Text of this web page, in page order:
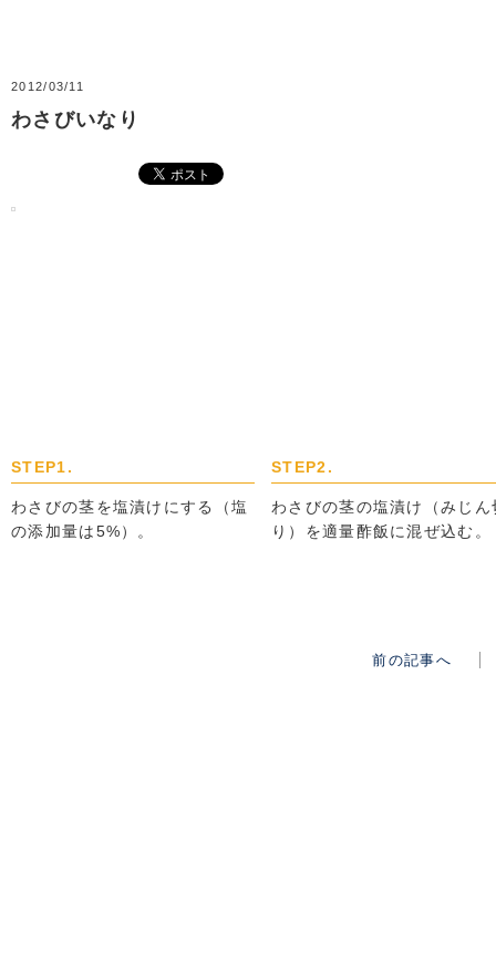
2012/03/11
わさびいなり
STEP1.
わさびの茎を塩漬けにする（塩
の添加量は5%）。
STEP2.
わさびの茎の塩漬け（みじん
り）を適量酢飯に混ぜ込む。
前の記事へ